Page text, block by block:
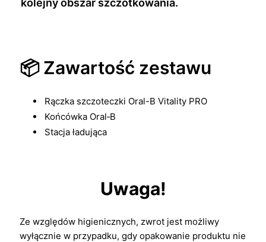
kolejny obszar szczotkowania.
📦 Zawartość zestawu
Rączka szczoteczki Oral-B Vitality PRO
Końcówka Oral‑B
Stacja ładująca
Uwaga!
Ze względów higienicznych, zwrot jest możliwy
wyłącznie w przypadku, gdy opakowanie produktu nie